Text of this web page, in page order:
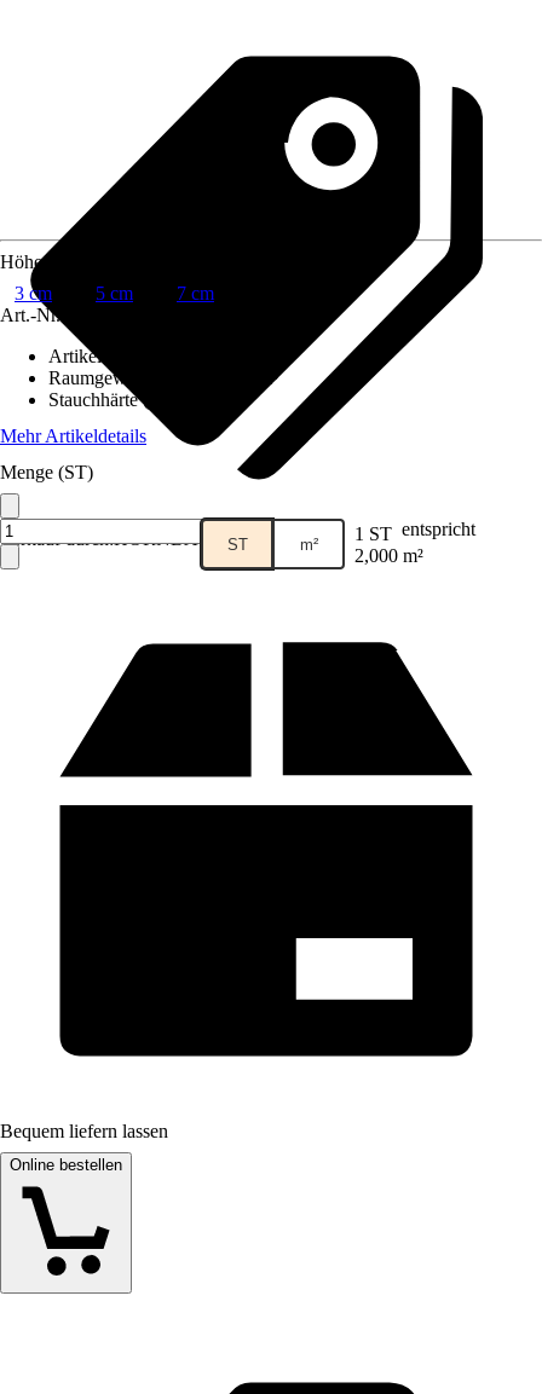
Verkauf durch:HORNBACH
Höhe
3 cm
5 cm
7 cm
Art.-Nr.
Artikeltyp
Raumgewicht (RG)
28 kg/m³
Stauchhärte (SH)
Mehr Artikeldetails
Menge (ST)
ST m² 1 ST entspricht
2,000 m²
Bequem liefern lassen
Online bestellen